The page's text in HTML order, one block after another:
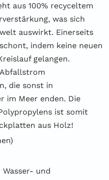
aus 100% recyceltem
was sich
auswirkt. Einerseits
indem keine neuen
gelangen.
die sonst in
im Meer enden. Die
ist somit
aus Holz!
und